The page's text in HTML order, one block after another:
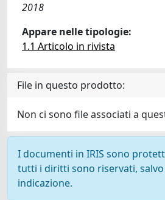
2018
Appare nelle tipologie:
1.1 Articolo in rivista
File in questo prodotto:
Non ci sono file associati a
I documenti in IRIS sono
tutti i diritti sono riservati, salvo
indicazione.